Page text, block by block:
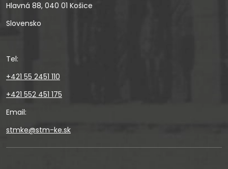
Hlavná 88, 040 01 Košice
Slovensko
Tel:
+421 55 2451 110
+421 552 451 175
Email:
stmke@stm-ke.sk